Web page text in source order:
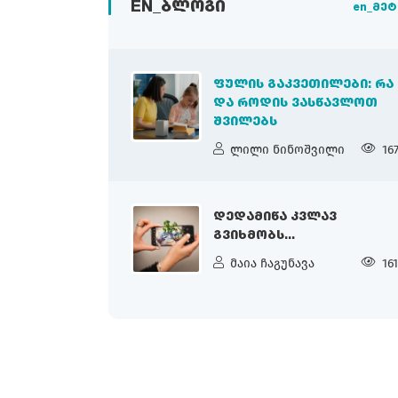
EN_ᲑᲚᲝᲒᲘ
ᲤᲣᲚᲘᲡ ᲒᲐᲙᲕᲔᲗᲘᲚᲔᲑᲘ: ᲠᲐ
ᲓᲐ ᲠᲝᲓᲘᲡ ᲕᲐᲡᲬᲐᲕᲚᲝᲗ
ᲨᲕᲘᲚᲔᲑᲡ
ლილი ნინოშვილი
ᲓᲔᲓᲐᲛᲘᲬᲐ ᲙᲕᲚᲐᲕ
ᲒᲕᲘᲮᲛᲝᲑᲡ...
მაია ჩაგუნავა